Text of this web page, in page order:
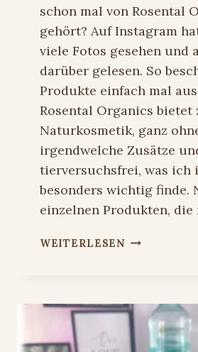
schon mal von Rosental
gehört? Auf Instagram
viele Fotos gesehen und
darüber gelesen. So
Produkte einfach mal
Rosental Organics bietet
Naturkosmetik, ganz
irgendwelche Zusätze
tierversuchsfrei, was ich
besonders wichtig finde.
einzelnen Produkten, die
WEITERLESEN ROSENTAL
+